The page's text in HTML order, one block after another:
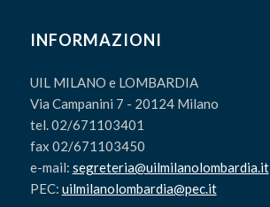
INFORMAZIONI
UIL MILANO e LOMBARDIA
Via Campanini 7 - 20124 Milano
tel. 02/671103401
fax 02/671103450
e-mail: segreteria@uilmilanolombardia.it
PEC: uilmilanolombardia@pec.it